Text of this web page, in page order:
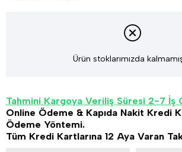
Ürün stoklarımızda
Tahmini Kargoya Veriliş Süresi 2-7 İş
Online Ödeme & Kapıda Nakit Kredi
Ödeme Yöntemi.
Tüm Kredi Kartlarına 12 Aya Varan